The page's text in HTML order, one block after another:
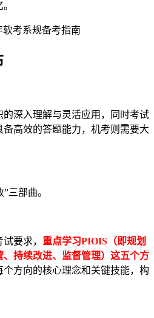
深入理解与灵活应用，同时考试
高效的答题能力，机考则需要大
三部曲。
要求， 重点学习PIOIS（即规划
持续改进、监督管理）这五个方
个方向的核心理念和关键技能，构